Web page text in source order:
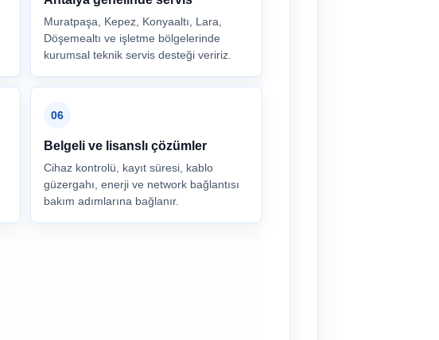
Muratpaşa, Kepez, Konyaaltı, Lara,
Döşemealtı ve işletme bölgelerinde
kurumsal teknik servis desteği veririz.
06
Belgeli ve lisanslı çözümler
Cihaz kontrolü, kayıt süresi, kablo
güzergahı, enerji ve network bağlantısı
bakım adımlarına bağlanır.